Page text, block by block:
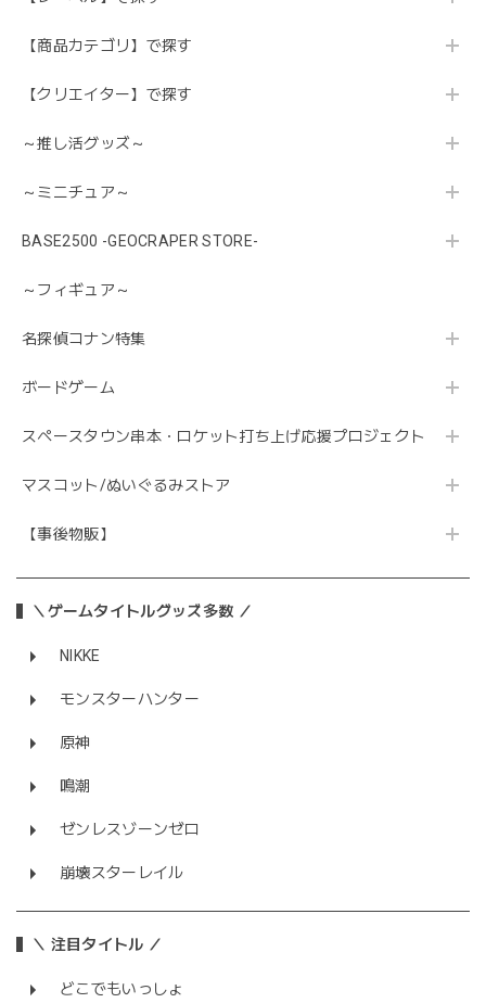
【商品カテゴリ】で探す
【クリエイター】で探す
～推し活グッズ～
～ミニチュア～
BASE2500 -GEOCRAPER STORE-
～フィギュア～
名探偵コナン特集
ボードゲーム
スペースタウン串本・ロケット打ち上げ応援プロジェクト
マスコット/ぬいぐるみストア
【事後物販】
＼ゲームタイトルグッズ多数 ／
NIKKE
モンスターハンター
原神
鳴潮
ゼンレスゾーンゼロ
崩壊スターレイル
＼ 注目タイトル ／
どこでもいっしょ